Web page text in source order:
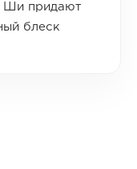
Ши придают
блеск